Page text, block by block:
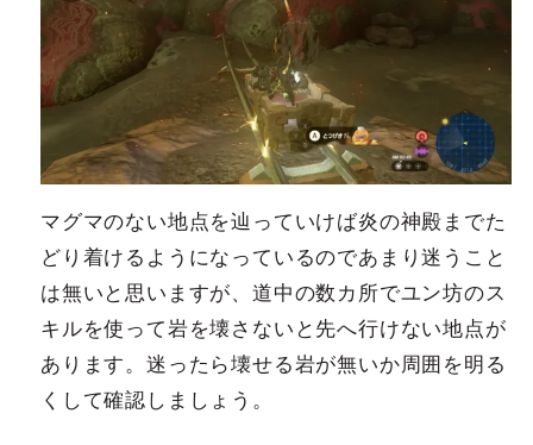
マグマのない地点を辿っていけば炎の神殿までた
どり着けるようになっているのであまり迷うこと
は無いと思いますが、道中の数カ所でユン坊のス
キルを使って岩を壊さないと先へ行けない地点が
あります。迷ったら壊せる岩が無いか周囲を明る
くして確認しましょう。